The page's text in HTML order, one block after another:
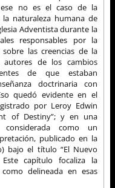
ese no es el caso de la
naturaleza humana de
Adventista durante la
responsables por la
las creencias de la
autores de los cambios
de que estaban
doctrinaria con
quedó evidente en el
por Leroy Edwin
of Destiny”; y en una
como un
publicado en la
bajo el título “El Nuevo
capítulo focaliza la
delineada en esas